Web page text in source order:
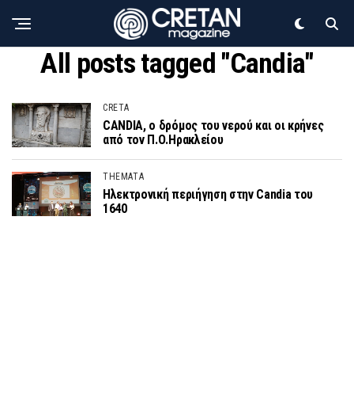
All posts tagged "Candia"
CRETA
CANDIA, ο δρόμος του νερού και οι κρήνες
από τον Π.Ο.Ηρακλείου
THEMATA
Ηλεκτρονική περιήγηση στην Candia του
1640